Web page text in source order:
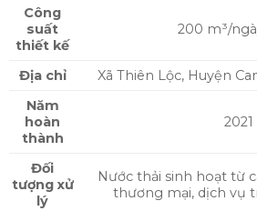
Công
suất
thiết kế
200 m³/
Địa chỉ
Xã Thiên Lộc, Huyện
Năm
hoàn
thành
2021
Đối
tượng xử
lý
Nước thải sinh hoạt từ
thương mại, dịch vụ